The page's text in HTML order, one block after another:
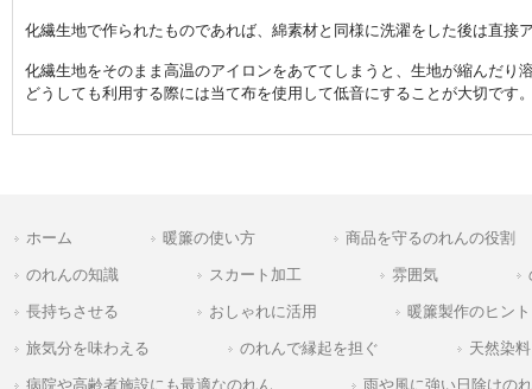
化繊生地で作られたものであれば、綿素材と同様に洗濯をした後は直接
化繊生地をそのまま高温のアイロンをあててしまうと、生地が縮んだり
どうしても利用する際には当て布を使用して低音にすることが大切です
ホーム 暖簾の使い方 商品を守るのれんの役割
のれんの知識 スカート加工 雰囲気
長持ちさせる おしゃれに活用 暖簾製作のヒント
旅気分を味わえる のれんで縁起を担ぐ 天然染
病院や高齢者施設にも最適なのれん 雨や風に強い日除けの